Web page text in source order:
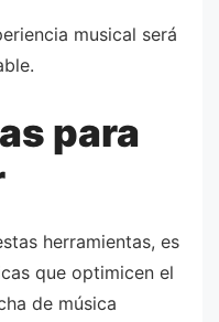
musical será
para
herramientas, es
que optimicen el
de música